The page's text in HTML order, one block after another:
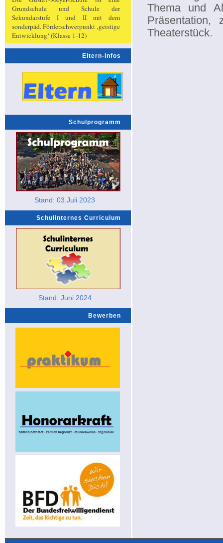
Grundschule und Schule der
Sekundarstufe I und II mit dem
sonderpäd. Förderschwerpunkt ‚geistige
Entwicklung‘ (Klasse 1-12)
Eltern-Infos
Schulprogramm
Stand: 03.Juli 2023
Schulinternes Curriculum
Stand: Juni 2024
Bewerben
Thema und
Präsentation,
Theaterstück.